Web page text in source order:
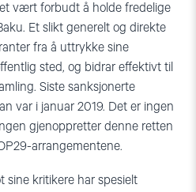
vært forbudt å holde fredelige
Et slikt generelt og direkte
fra å uttrykke sine
sted, og bidrar effektivt til
Siste sanksjonerte
var i januar 2019. Det er ingen
gjenoppretter denne retten
arrangementene.
sine kritikere har spesielt